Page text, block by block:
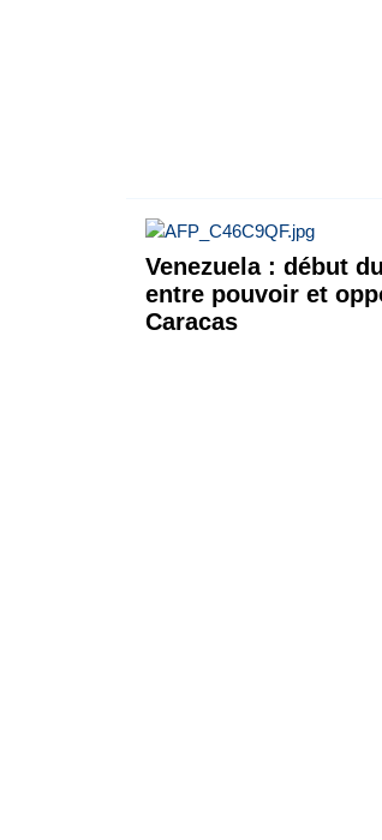
Venezuela : début
entre pouvoir et
Caracas